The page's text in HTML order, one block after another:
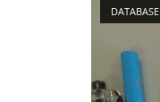
DATABASE